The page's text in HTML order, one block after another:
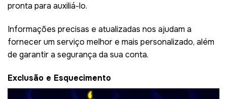
pronta para auxiliá-lo.
Informações precisas e atualizadas nos ajudam a
fornecer um serviço melhor e mais personalizado, além
de garantir a segurança da sua conta.
Exclusão e Esquecimento